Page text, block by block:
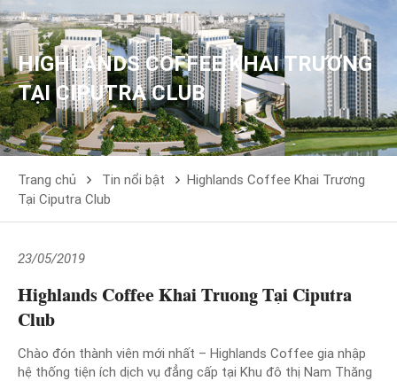
HIGHLANDS COFFEE KHAI TRƯƠNG
TẠI CIPUTRA CLUB
Trang chủ Tin nổi bật
Highlands Coffee Khai Trương
Tại Ciputra Club
23/05/2019
Highlands Coffee Khai Trương Tại Ciputra
Club
Chào đón thành viên mới nhất – Highlands Coffee gia nhập
hệ thống tiện ích dịch vụ đẳng cấp tại Khu đô thị Nam Thăng